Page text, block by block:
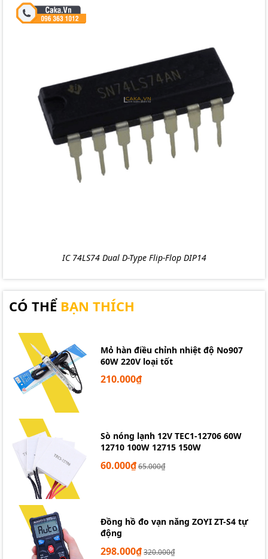
IC 74LS74 Dual D-Type Flip-Flop DIP14
CÓ THỂ BẠN THÍCH
Mỏ hàn điều chỉnh nhiệt độ No907
60W 220V loại tốt
210.000₫
Sò nóng lạnh 12V TEC1-12706 60W
12710 100W 12715 150W
60.000₫65.000₫
Đồng hồ đo vạn năng ZOYI ZT-S4 tự
động
298.000₫320.000₫